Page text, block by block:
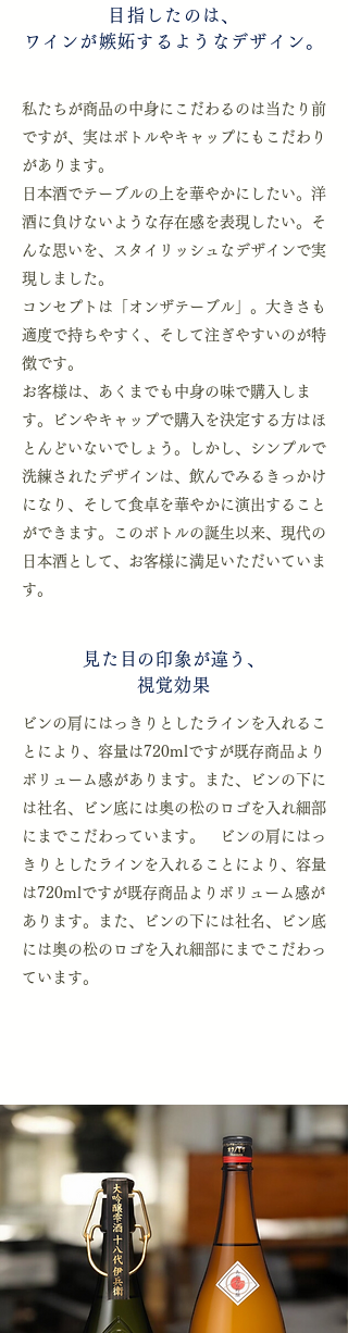
目指したのは、
ワインが嫉妬する ようなデザイン。
私たちが商品の中身にこだわるのは当たり前
ですが、実はボトルやキャップにもこだわり
があります。
日本酒でテーブルの上を華やかにしたい。洋
酒に負けないような存在感を表現したい。そ
んな思いを、スタイリッシュなデザインで実
現しました。
コンセプトは「オンザテーブル」。大きさも
適度で持ちやすく、そして注ぎやすいのが特
徴です。
お客様は、あくまでも中身の味で購入しま
す。ビンやキャップで購入を決定する方はほ
とんどいないでしょう。しかし、シンプルで
洗練されたデザインは、飲んでみるきっかけ
になり、そして食卓を華やかに演出すること
ができます。このボトルの誕生以来、現代の
日本酒として、お客様に満足いただいていま
す。
見た目の印象が違う、
視覚効果
ビンの肩にはっきりとしたラインを入れるこ
とにより、容量は720mlですが既存商品より
ボリューム感があります。また、ビンの下に
は社名、ビン底には奥の松のロゴを入れ細部
にまでこだわっています。 ビンの肩にはっ
きりとしたラインを入れることにより、容量
は720mlですが既存商品よりボリューム感が
あります。また、ビンの下には社名、ビン底
には奥の松のロゴを入れ細部にまでこだわっ
ています。